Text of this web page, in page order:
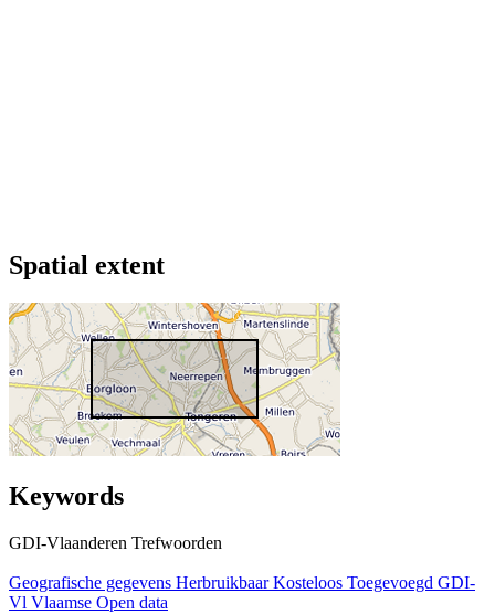
Spatial extent
Keywords
GDI-Vlaanderen Trefwoorden
Geografische gegevens Herbruikbaar Kosteloos Toegevoegd GDI-
Vl Vlaamse Open data